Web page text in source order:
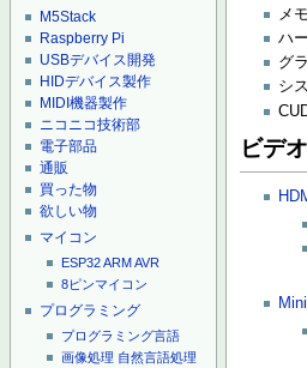
M5Stack
Raspberry Pi
USBデバイス開発
HIDデバイス製作
MIDI機器製作
ニコニコ技術部
電子部品
通販
買った物
欲しい物
マイコン
ESP32ARMAVR
8ピンマイコン
プログラミング
プログラミング言語
画像処理 自然言語処理
メ
ハ
グ
シ
ビデ